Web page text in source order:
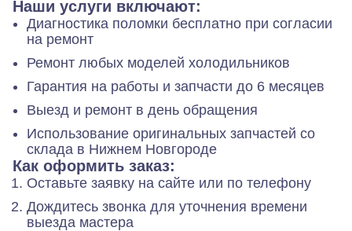
Наши услуги включают:
Диагностика поломки бесплатно при согласии
на ремонт
Ремонт любых моделей холодильников
Гарантия на работы и запчасти до 6 месяцев
Выезд и ремонт в день обращения
Использование оригинальных запчастей со
склада в Нижнем Новгороде
Как оформить заказ:
Оставьте заявку на сайте или по телефону
Дождитесь звонка для уточнения времени
выезда мастера